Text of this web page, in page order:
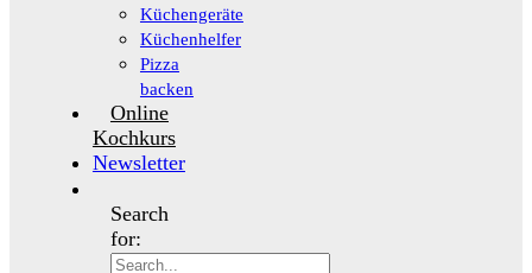
Küchengeräte
Küchenhelfer
Pizza
backen
Online
Kochkurs
Newsletter
Search
for: